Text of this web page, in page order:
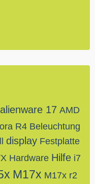
alienware 17 AMD
R4 Beleuchtung
display Festplatte
Hardware Hilfe i7
M17x M17x r2